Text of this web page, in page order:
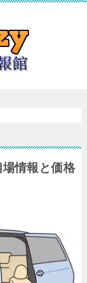
情報と価格